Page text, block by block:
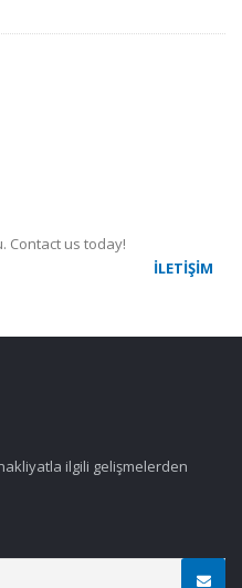
Contact us today!
İLETIŞIM
ilgili gelişmelerden